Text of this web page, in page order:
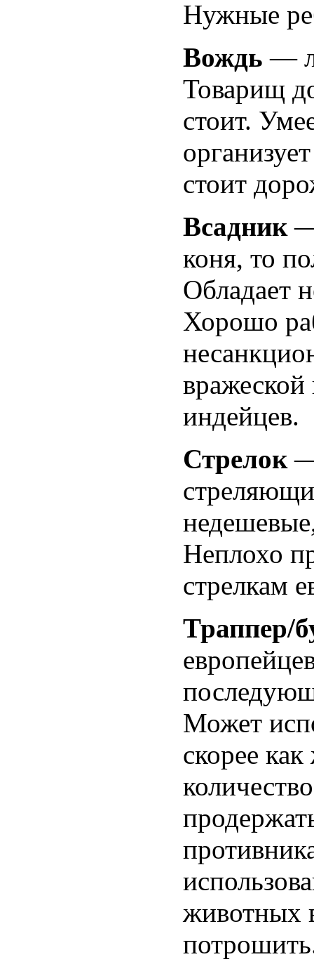
Нужные
Вождь—
Товарищ
стоит.
стоит
Всадник
коня, то
Обладает
Хорошо
вражеской
индейцев.
Стрелок
Неплохо
стрелкам
Траппер/
Может
скорее
животных